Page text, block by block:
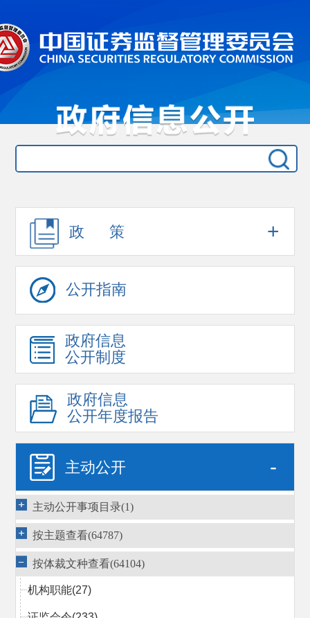
政 策 +
公开指南
政府信息
公开制度
政府信息
公开年度报告
主动公开 -
主动公开事项目录(1)
按主题查看(64787)
按体裁文种查看(64104)
机构职能(27)